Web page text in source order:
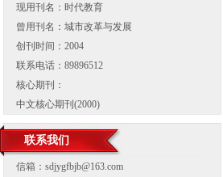
现用刊名：时代教育
曾用刊名：城市改革与发展
创刊时间：2004
联系电话：89896512
核心期刊：
中文核心期刊(2000)
联系我们
信箱： sdjygfbjb@163.com